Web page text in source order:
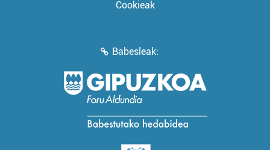
Cookieak
Babesleak: